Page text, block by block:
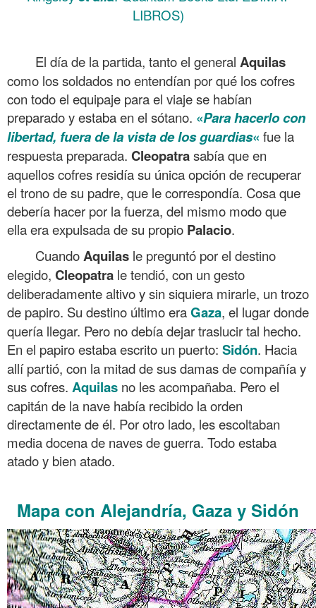
LIBROS)
El día de la partida, tanto el general Aquilas
como los soldados no entendían por qué los cofres
con todo el equipaje para el viaje se habían
preparado y estaba en el sótano. «Para hacerlo con
libertad, fuera de la vista de los guardias« fue la
respuesta preparada. Cleopatrasabía que en
aquellos cofres residía su única opción de recuperar
el trono de su padre, que le correspondía. Cosa que
debería hacer por la fuerza, del mismo modo que
ella era expulsada de su propio Palacio.
CuandoAquilas le preguntó por el destino
elegido, Cleopatra le tendió, con un gesto
deliberadamente altivo y sin siquiera mirarle, un trozo
de papiro. Su destino último eraGaza, el lugar donde
quería llegar. Pero no debía dejar traslucir tal hecho.
En el papiro estaba escrito un puerto: Sidón. Hacia
allí partió, con la mitad de sus damas de compañía y
sus cofres. Aquilas no les acompañaba. Pero el
capitán de la nave había recibido la orden
directamente de él. Por otro lado, les escoltaban
media docena de naves de guerra. Todo estaba
atado y bien atado.
Mapa con Alejandría, Gaza y Sidón